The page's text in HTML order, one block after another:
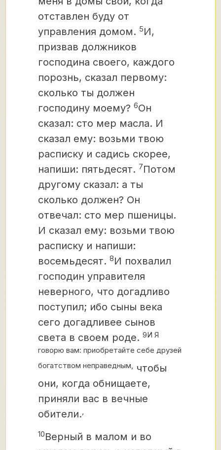
отставлен буду от
управления домом. 5И,
призвав должников
господина своего, каждого
порознь, сказал первому:
сколько ты должен
господину моему? 6Он
сказал: сто мер масла. И
сказал ему: возьми твою
расписку и садись скорее,
напиши: пятьдесят. 7Потом
другому сказал: а ты
сколько должен? Он
отвечал: сто мер пшеницы.
И сказал ему: возьми твою
расписку и напиши:
восемьдесят. 8И похвалил
господин управителя
неверного, что догадливо
поступил; ибо сыны века
сего догадливее сынов
света в своем роде. 9И Я
говорю вам: приобретайте себе друзей
богатством неправедным,
чтобы
они, когда обнищаете,
приняли вас в вечные
обители.
10Верный в малом и во